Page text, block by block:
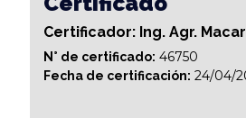
Certificador: Ing. Agr.
N° de certificado: 46750
Fecha de certificación: 24/04/